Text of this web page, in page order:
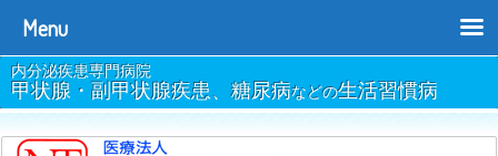
内分泌疾患専門病院
甲状腺・副甲状腺疾患、糖尿病などの生活習慣病
Menu